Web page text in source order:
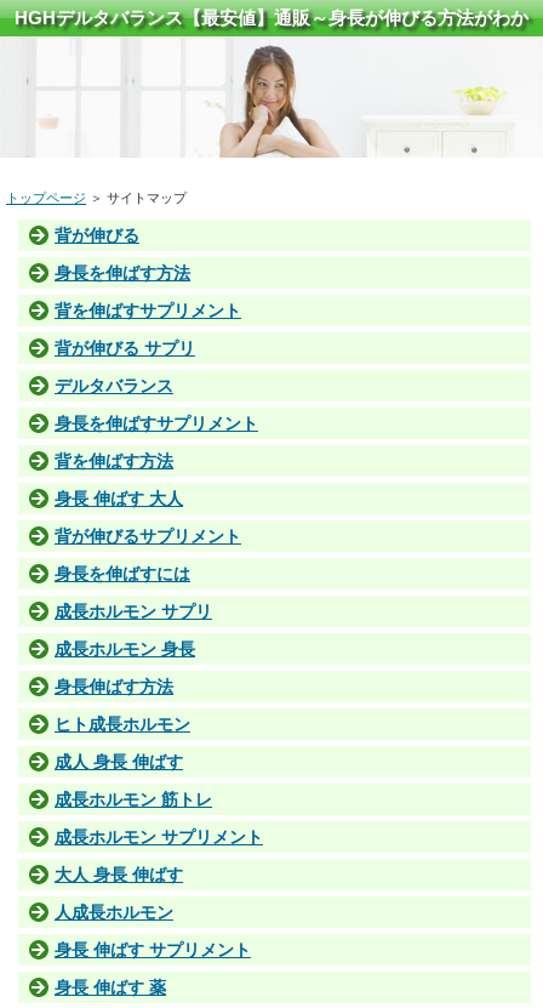
HGHデルタバランス【最安値】通販～身長が伸びる方法がわか
る！～
トップページ ＞ サイトマップ
背が伸びる
身長を伸ばす方法
背を伸ばすサプリメント
背が伸びる サプリ
デルタバランス
身長を伸ばすサプリメント
背を伸ばす方法
身長 伸ばす 大人
背が伸びるサプリメント
身長を伸ばすには
成長ホルモン サプリ
成長ホルモン 身長
身長伸ばす方法
ヒト成長ホルモン
成人 身長 伸ばす
成長ホルモン 筋トレ
成長ホルモン サプリメント
大人 身長 伸ばす
人成長ホルモン
身長 伸ばす サプリメント
身長 伸ばす 薬